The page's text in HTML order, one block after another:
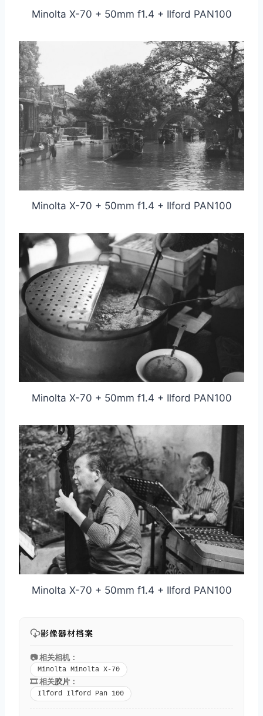
Minolta X-70 + 50mm f1.4 + Ilford PAN100
Minolta X-70 + 50mm f1.4 + Ilford PAN100
Minolta X-70 + 50mm f1.4 + Ilford PAN100
Minolta X-70 + 50mm f1.4 + Ilford PAN100
影像器材档案
📷 相关相机：
Minolta Minolta X-70
🎞️ 相关胶片 ：
Ilford Ilford Pan 100